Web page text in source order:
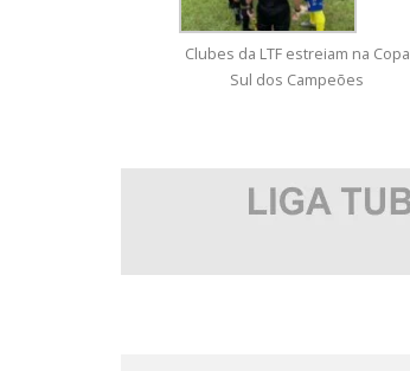
Clubes da LTF estreiam na Copa
Sul dos Campeões